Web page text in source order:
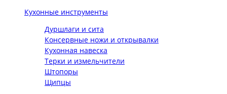
Кухонные инструменты
Дуршлаги и сита
Консервные ножи и открывалки
Кухонная навеска
Терки и измельчители
Штопоры
Щипцы